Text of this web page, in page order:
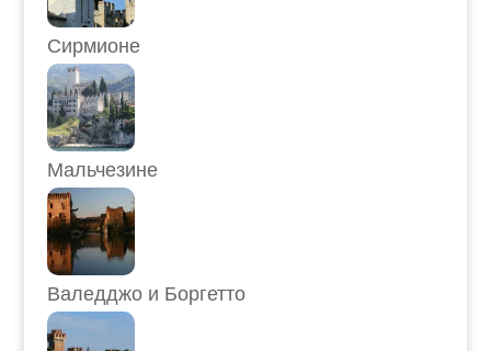
Сирмионе
Мальчезине
Валедджо и Боргетто